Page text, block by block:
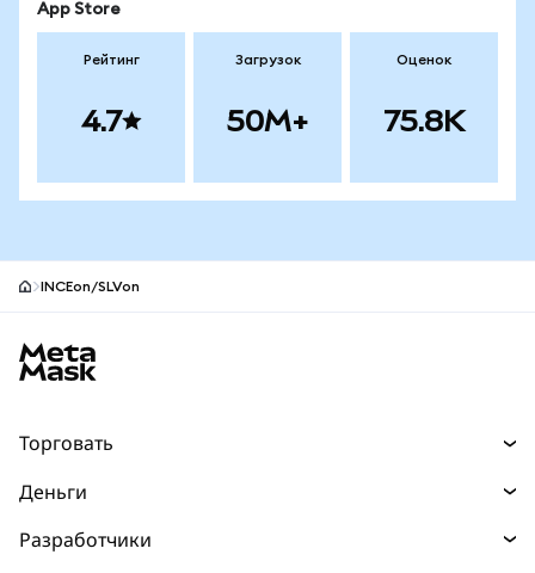
App Store
Рейтинг
4.7
Загрузок
50M+
Оценок
75.8K
INCEon/SLVon
Торговать
Прогнозы
Деньги
Разработчики